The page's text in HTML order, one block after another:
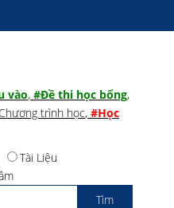
vào, #Đề thi học bổng,
trình học, #Học
Tài Liệu